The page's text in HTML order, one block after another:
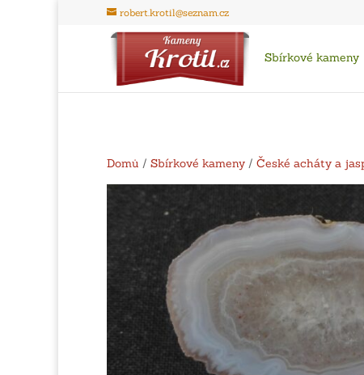
robert.krotil@seznam.cz
Sbírkové kameny
Domů / Sbírkové kameny / České acháty a